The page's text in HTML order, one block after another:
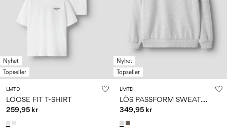
Nyhet
Topseller
LMTD
LOOSE FIT T-SHIRT
259,95 kr
Nyhet
Topseller
LMTD
L
ÖS PASSFORM SWEATSHIRT
349,95 kr